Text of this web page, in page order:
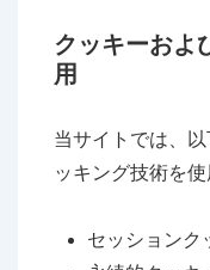
クッキーおよ
用
当サイトでは、
ッキング技術を使
セッションク